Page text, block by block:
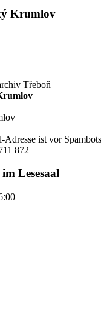
Krumlov
Třeboň
ist vor
872
Lesesaal